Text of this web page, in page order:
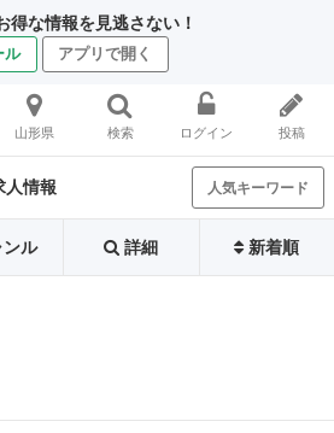
得な情報を見逃さない！
ル アプリで開く
山形県 検索 ログイン 投稿
人情報 人気キーワード
ンル 詳細 新着順